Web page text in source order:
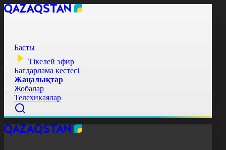
Басты
Тікелей эфир
Бағдарлама кестесі
Жаңалықтар
Жобалар
Телехикаялар